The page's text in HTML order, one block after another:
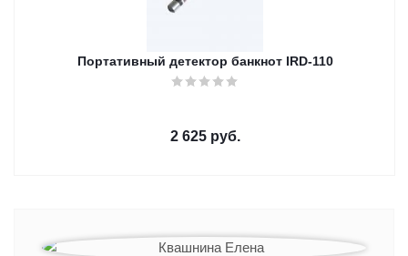
Портативный детектор банкнот IRD-110
2 625руб.